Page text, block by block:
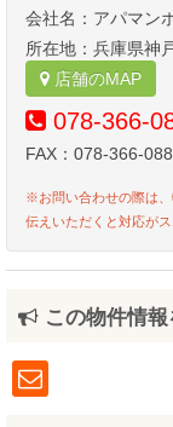
会社名：アパマン
所在地：兵庫県神
店舗のMAP
078-366-
FAX：078-366-
※お問い合わせの際は
伝えいただくと対応がス
この物件情